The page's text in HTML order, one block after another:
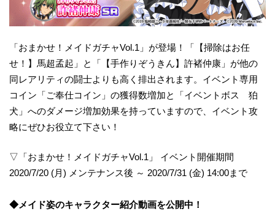
「おまかせ！メイドガチャVol.1」が登場！「【掃除はお任
せ！】馬超孟起」と「【手作りぞうきん】許褚仲康」が他の
同レアリティの闘士よりも高く排出されます。イベント専用
コイン「ご奉仕コイン」の獲得数増加と「イベントボス 狛
犬」へのダメージ増加効果を持っていますので、イベント攻
略にぜひお役立て下さい！
▽「おまかせ！メイドガチャVol.1」 イベント開催期間
2020/7/20 (月) メンテナンス後 ～ 2020/7/31 (金) 14:00まで
◆メイド姿のキャラクター紹介動画を公開中！